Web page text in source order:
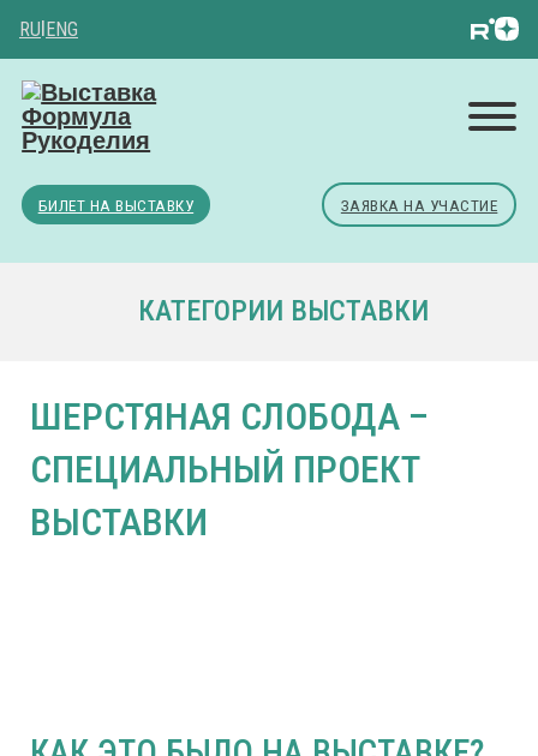
RU|ENG
БИЛЕТ НА ВЫСТАВКУ ЗАЯВКА НА УЧАСТИЕ
КАТЕГОРИИ ВЫСТАВКИ
ШЕРСТЯНАЯ СЛОБОДА –
СПЕЦИАЛЬНЫЙ ПРОЕКТ
ВЫСТАВКИ